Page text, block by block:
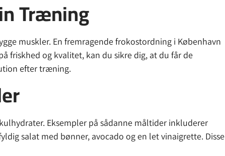
Træning
muskler. En fremragende frokostordning i København
friskhed og kvalitet, kan du sikre dig, at du får de
efter træning.
Eksempler på sådanne måltider inkluderer
salat med bønner, avocado og en let vinaigrette. Disse